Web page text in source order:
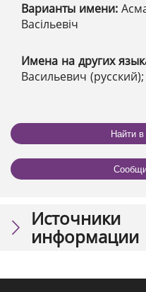
Варианты имени:
Васільевіч
Имена на других
Васильевич (русский);
Найти
Источники
информации